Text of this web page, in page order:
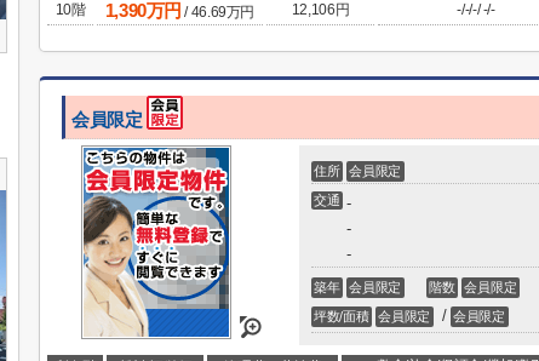
10階
1,390万円 /46.69万円 12,106円 -/-/-/-/-
会員限定
住所
会員限定
交通 -
-
-
築年 会員限定 階数 会員限定
坪数/面積
会員限定 / 会員限定